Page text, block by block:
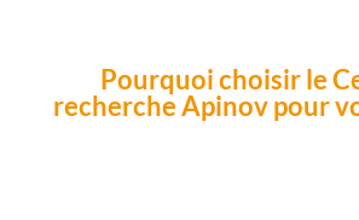
Pourquoi choisir le
recherche Apinov pour